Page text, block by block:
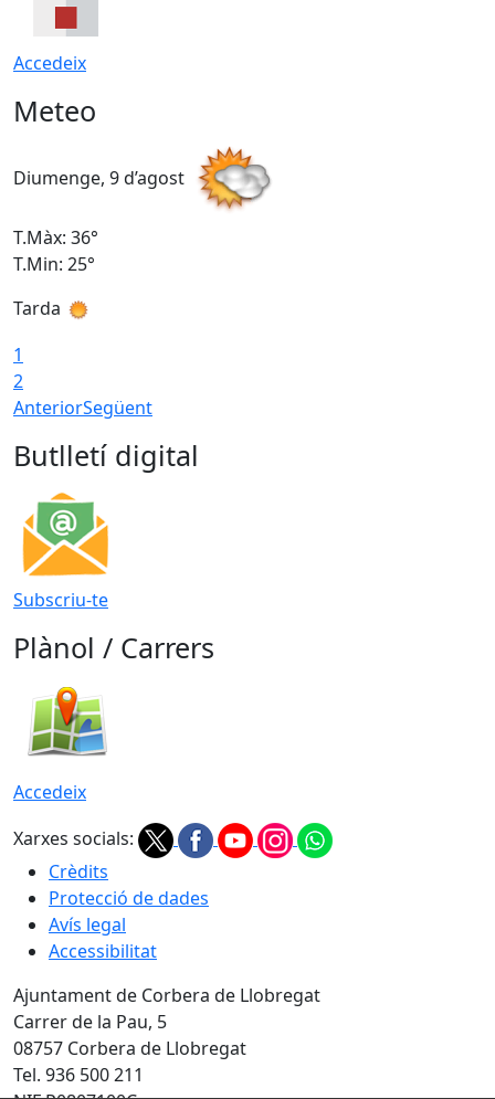
Accedeix
Meteo
Diumenge, 9 d’agost
T.Màx: 36°
T.Min: 25°
Tarda
1
2
AnteriorSegüent
Butlletí digital
Subscriu-te
Plànol / Carrers
Accedeix
Xarxes socials:
Crèdits
Protecció de dades
Avís legal
Accessibilitat
Ajuntament de Corbera de Llobregat
Carrer de la Pau, 5
08757 Corbera de Llobregat
Tel. 936 500 211